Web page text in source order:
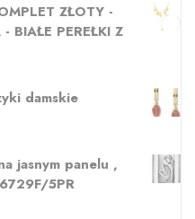
ZŁOTY -
BIAŁE PEREŁKI Z
damskie
jasnym panelu ,
5PR